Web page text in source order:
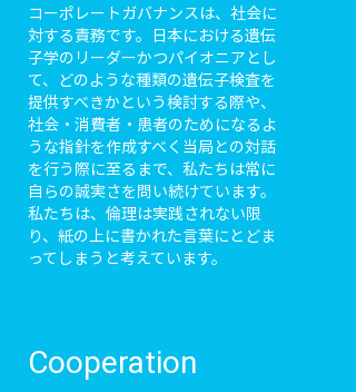
コーポレートガバナンスは、社会に
対する責務です。日本における遺伝
子学のリーダーかつパイオニアとし
て、どのような種類の遺伝子検査を
提供すべきかという検討する際や、
社会・消費者・患者のためになるよ
うな指針を作成すべく当局との対話
を行う際に至るまで、私たちは常に
自らの誠実さを問い続けています。
私たちは、倫理は実践されない限
り、紙の上に書かれた言葉にとどま
ってしまうと考えています。
Cooperation